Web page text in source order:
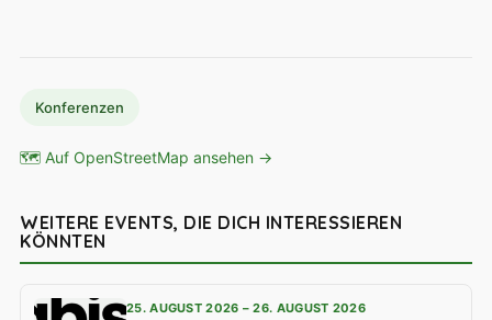
Konferenzen
🗺 Auf OpenStreetMap ansehen →
WEITERE EVENTS, DIE DICH INTERESSIEREN
KÖNNTEN
25. AUGUST 2026 – 26. AUGUST 2026